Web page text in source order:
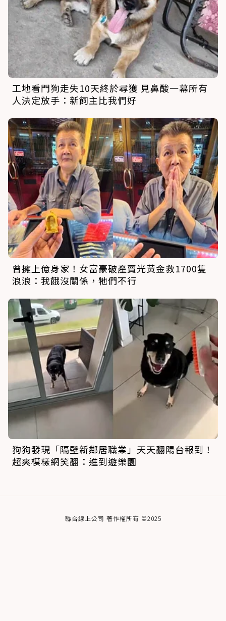
工地看門狗走失10天終於尋獲 見鼻酸一幕所有
人決定放手：新飼主比我們好
曾擁上億身家！女富豪破產賣光黃金救1700隻
浪浪：我餓沒關係，牠們不行
狗狗發現「隔壁新鄰居職業」天天翻陽台報到！
超爽模樣網笑翻：進到遊樂園
聯合線上公司 著作權所有 ©2025